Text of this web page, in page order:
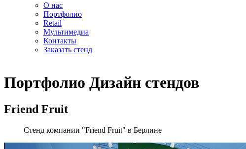
О нас
Портфолио
Retail
Мультимедиа
Контакты
Заказать стенд
Портфолио Дизайн стендов
Friend Fruit
Стенд компании "Friend Fruit" в Берлине